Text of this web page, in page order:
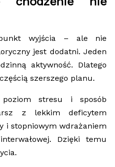
wyjścia – ale nie
jest dodatni. Jeden
aktywność. Dlatego
szerszego planu.
stresu i sposób
z lekkim deficytem
i stopniowym wdrażaniem
Dzięki temu